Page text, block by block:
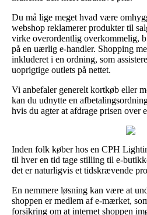
Du må lige meget hvad være
webshop reklamerer produkter til
virke overordentlig overkommelig,
på en uærlig e-handler. Shopping
inkluderet i en ordning, som
uoprigtige outlets på nettet.
Vi anbefaler generelt kortkøb eller
kan du udnytte en
hvis du agter at afdrage prisen over
Inden folk køber hos en CPH
til hver en tid tage stilling til e-
det er naturligvis et tidskrævende
En nemmere løsning kan være at
shoppen er medlem af e-mærket,
forsikring om at internet shoppen